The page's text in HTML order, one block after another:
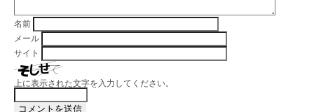
名前
メール
サイト
上に表示された文字を入力してください。